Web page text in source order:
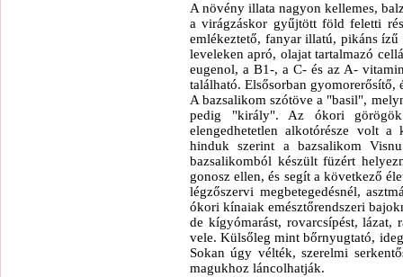
A növény illata nagyon kellemes,
a virágzáskor gyűjtött föld feletti
emlékeztető, fanyar illatú, pikáns
leveleken apró, olajat tartalmazó
eugenol, a B1-, a C- és az A-
található. Elsősorban gyomorerősítő,
A bazsalikom szótöve a "basil",
pedig "király". Az ókori
elengedhetetlen alkotórésze volt a
hinduk szerint a bazsalikom
bazsalikomból készült füzért
gonosz ellen, és segít a következő
légzőszervi megbetegedésnél,
ókori kínaiak emésztőrendszeri
de kígyómarást, rovarcsípést, lázat,
vele. Külsőleg mint bőrnyugtató,
Sokan úgy vélték, szerelmi
magukhoz láncolhatják.